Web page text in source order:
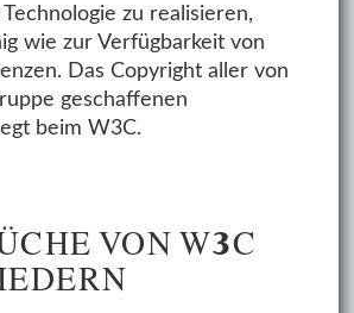
zu realisieren,
wie zur Verfügbarkeit von
Das Copyright aller von
geschaffenen
beim W3C.
VON W3C